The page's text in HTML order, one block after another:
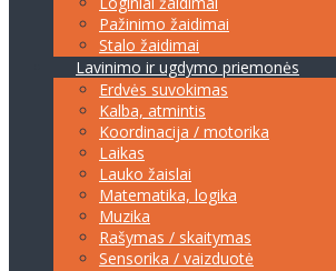
Pažinimo žaidimai
Stalo žaidimai
Lavinimo ir ugdymo priemonės
Erdvės suvokimas
Kalba, atmintis
Koordinacija / motorika
Laikas
Lauko žaislai
Matematika, logika
Muzika
Rašymas / skaitymas
Sensorika / vaizduotė